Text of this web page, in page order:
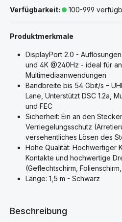
Verfügbarkeit:
100-999
Produktmerkmale
DisplayPort 2.0 -
und 4K @240Hz - ideal für
Multimediaanwendungen
Bandbreite bis 54 Gbit/s –
Lane, Unterstützt DSC 1.2a,
und FEC
Sicherheit: Ein an den
Verriegelungsschutz
versehentliches Lösen des
Hohe Qualität: Hochwertiger
Kontakte und hochwertige
(Geflechtschirm,
Länge: 1,5 m - Schwarz
Beschreibung